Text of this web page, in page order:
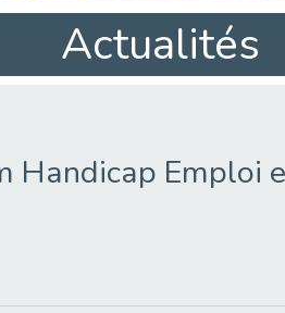
Actualités
Handicap Emploi